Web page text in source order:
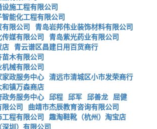
施工程有限公司
能化工程有限公司
限公司 青岛岩邦伟业装饰材料有限公司
媒有限公司 青岛紫光药业有限公司
店 青云谱区昌建日用百货商行
木有限公司
械有限公司
政服务中心 清远市清城区小市发荣商行
镇万森商店
务服务中心 邱程 邱军 邱善龙 屈健
公司 曲靖市杰辰教育咨询有限公司
程有限公司 趣淘鞋靴（杭州）淘宝店
圳）有限公司